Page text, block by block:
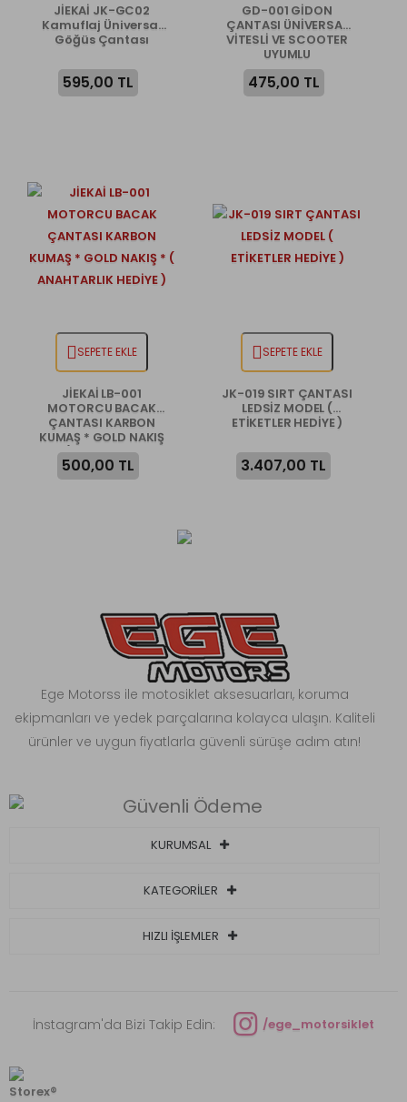
JİEKAİ JK-GC02
Kamuflaj Üniversal
Göğüs Çantası
595,00 TL
GD-001 GİDON
ÇANTASI ÜNİVERSAL
VİTESLİ VE SCOOTER
UYUMLU
475,00 TL
SEPETE EKLE
JİEKAİ LB-001
MOTORCU BACAK
ÇANTASI KARBON
KUMAŞ * GOLD NAKIŞ
* ( ANAHTARLIK
HEDİYE )
500,00 TL
SEPETE EKLE
JK-019 SIRT ÇANTASI
LEDSİZ MODEL (
ETİKETLER HEDİYE )
3.407,00 TL
Ege Motorss ile motosiklet aksesuarları, koruma
ekipmanları ve yedek parçalarına kolayca ulaşın. Kaliteli
ürünler ve uygun fiyatlarla güvenli sürüşe adım atın!
KURUMSAL
KATEGORİLER
HIZLI İŞLEMLER
İnstagram'da Bizi Takip Edin: /ege_motorsiklet